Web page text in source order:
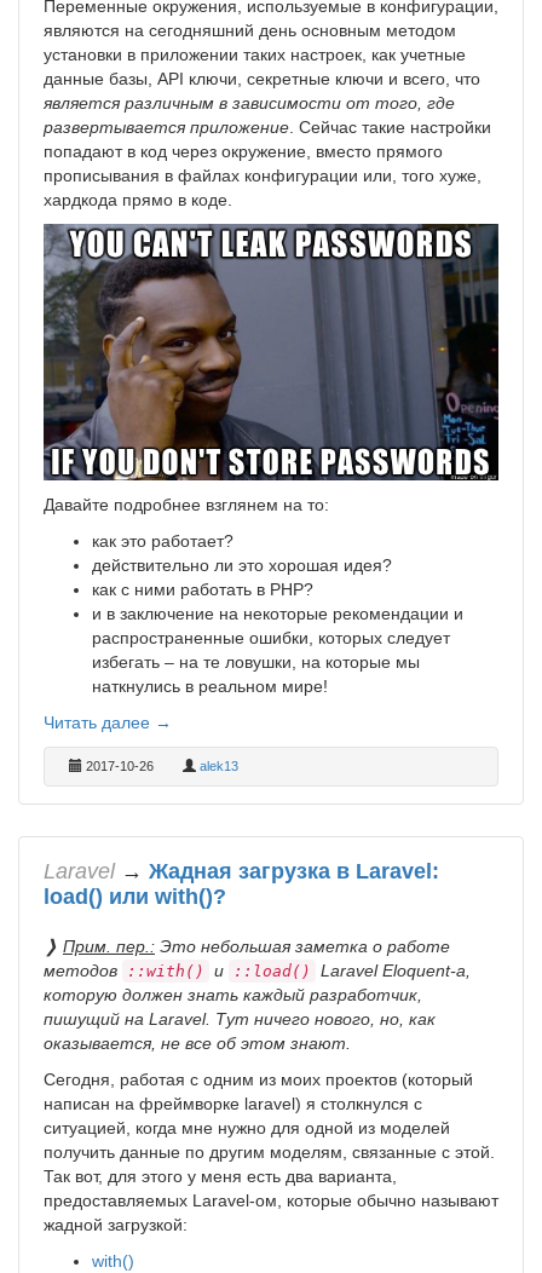
Переменные окружения, используемые в конфигурации,
являются на сегодняшний день основным методом
установки в приложении таких настроек, как учетные
данные базы, API ключи, секретные ключи и всего, что
является различным в зависимости от того, где
развертывается приложение. Сейчас такие настройки
попадают в код через окружение, вместо прямого
прописывания в файлах конфигурации или, того хуже,
хардкода прямо в коде.
Давайте подробнее взглянем на то:
как это работает?
действительно ли это хорошая идея?
как с ними работать в PHP?
и в заключение на некоторые рекомендации и
распространенные ошибки, которых следует
избегать – на те ловушки, на которые мы
наткнулись в реальном мире!
Читать далее →
2017-10-26 alek13
Laravel→ Жадная загрузка в Laravel:
load() или with()?
❭ Прим. пер.: Это небольшая заметка о работе
методов
::with() и ::load()
Laravel Eloquent-а,
которую должен знать каждый разработчик,
пишущий на Laravel. Тут ничего нового, но, как
оказывается, не все об этом знают.
Сегодня, работая с одним из моих проектов (который
написан на фреймворке laravel) я столкнулся с
ситуацией, когда мне нужно для одной из моделей
получить данные по другим моделям, связанные с этой.
Так вот, для этого у меня есть два варианта,
предоставляемых Laravel-ом, которые обычно называют
жадной загрузкой:
with()